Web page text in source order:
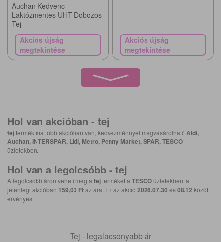
Auchan Kedvenc
Laktózmentes UHT Dobozos
Tej
Akciós újság
megtekintése
Akciós újság
megtekintése
Hol van akcióban - tej
tejtermék ma több akcióban van, kedvezménnyel megvásárolható Aldi,
Auchan, INTERSPAR, Lidl, Metro, Penny Market, SPAR, TESCO
üzletekben.
Hol van a legolcsóbb - tej
A legolcsóbb áron veheti meg a tejterméket a TESCO üzletekben, a
jelenlegi akcióban 159,00 Ftaz ára. Ez az akció 2026.07.30 és08.12 között
érvényes.
Tej - legalacsonyabb ár